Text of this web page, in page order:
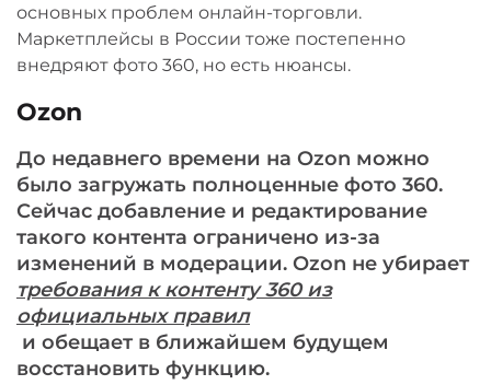
основных проблем онлайн-торговли.
Маркетплейсы в России тоже постепенно
внедряют фото 360, но есть нюансы.
Ozon
До недавнего времени на Ozon можно
было загружать полноценные фото 360.
Сейчас добавление и редактирование
такого контента ограничено из-за
изменений в модерации. Ozon не убирает
требования к контенту 360 из
официальных правил
и обещает в ближайшем будущем
восстановить функцию.